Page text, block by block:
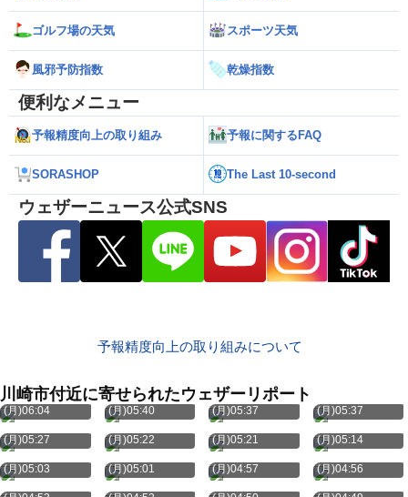
ゴルフ場の天気 スポーツ天気
風邪予防指数 乾燥指数
便利なメニュー
予報精度向上の取り組み 予報に関するFAQ
SORASHOP The Last 10-second
ウェザーニュース公式SNS
予報精度向上の取り組みについて
川崎市付近に寄せられたウェザーリポート
8月10日
(月)06:04
8月10日
(月)05:40
8月10日
(月)05:37
(月)05:37
8月10日
(月)05:27
8月10日
(月)05:22
8月10日
(月)05:21
8月10日
(月)05:14
8月10日
(月)05:03
8月10日
(月)05:01
8月10日
(月)04:57
8月10日
(月)04:56
8月10日
8月10日
8月10日
8月10日